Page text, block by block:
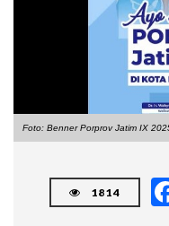
Foto: Benner Porprov Jatim IX
1814